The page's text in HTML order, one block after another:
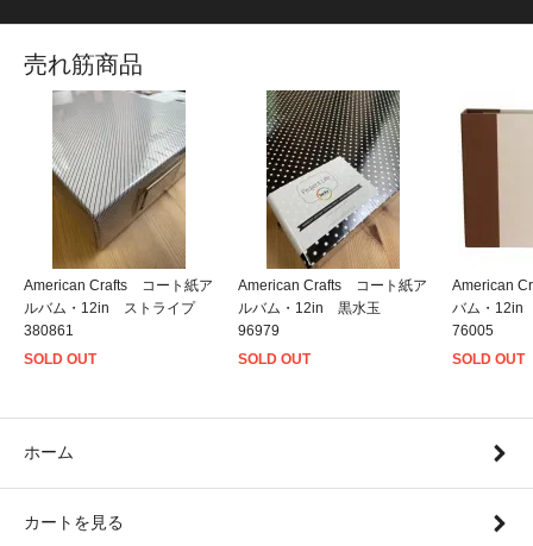
売れ筋商品
American Crafts コート紙ア
ルバム・12in ストライプ
380861
SOLD OUT
American Crafts コート紙ア
ルバム・12in 黒水玉
96979
SOLD OUT
American
バム・
76005
SOLD OUT
ホーム
カートを見る